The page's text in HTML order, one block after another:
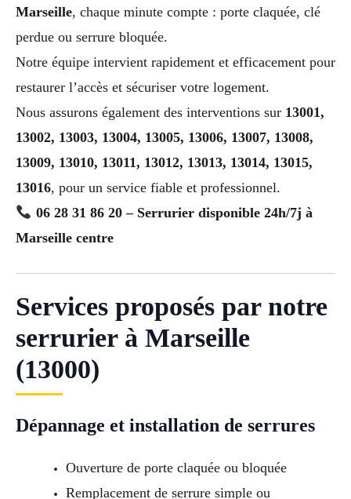
Marseille, chaque minute compte : porte claquée, clé
perdue ou serrure bloquée.
Notre équipe intervient rapidement et efficacement pour
restaurer l’accès et sécuriser votre logement.
Nous assurons également des interventions sur 13001,
13002, 13003, 13004, 13005, 13006, 13007, 13008,
13009, 13010, 13011, 13012, 13013, 13014, 13015,
13016, pour un service fiable et professionnel.
06 28 31 86 20 – Serrurier disponible 24h/7j à
Marseille centre
Services proposés par notre
serrurier à Marseille
(13000)
Dépannage et installation de serrures
Ouverture de porte claquée ou bloquée
Remplacement de serrure simple ou